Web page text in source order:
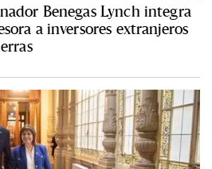
Benegas Lynch integra
a inversores extranjeros